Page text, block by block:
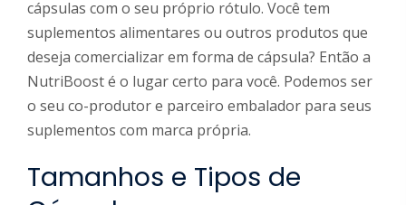
cápsulas com o seu próprio rótulo. Você tem
suplementos alimentares ou outros produtos que
deseja comercializar em forma de cápsula? Então a
NutriBoost é o lugar certo para você. Podemos ser
o seu co-produtor e parceiro embalador para seus
suplementos com marca própria.
Tamanhos e Tipos de